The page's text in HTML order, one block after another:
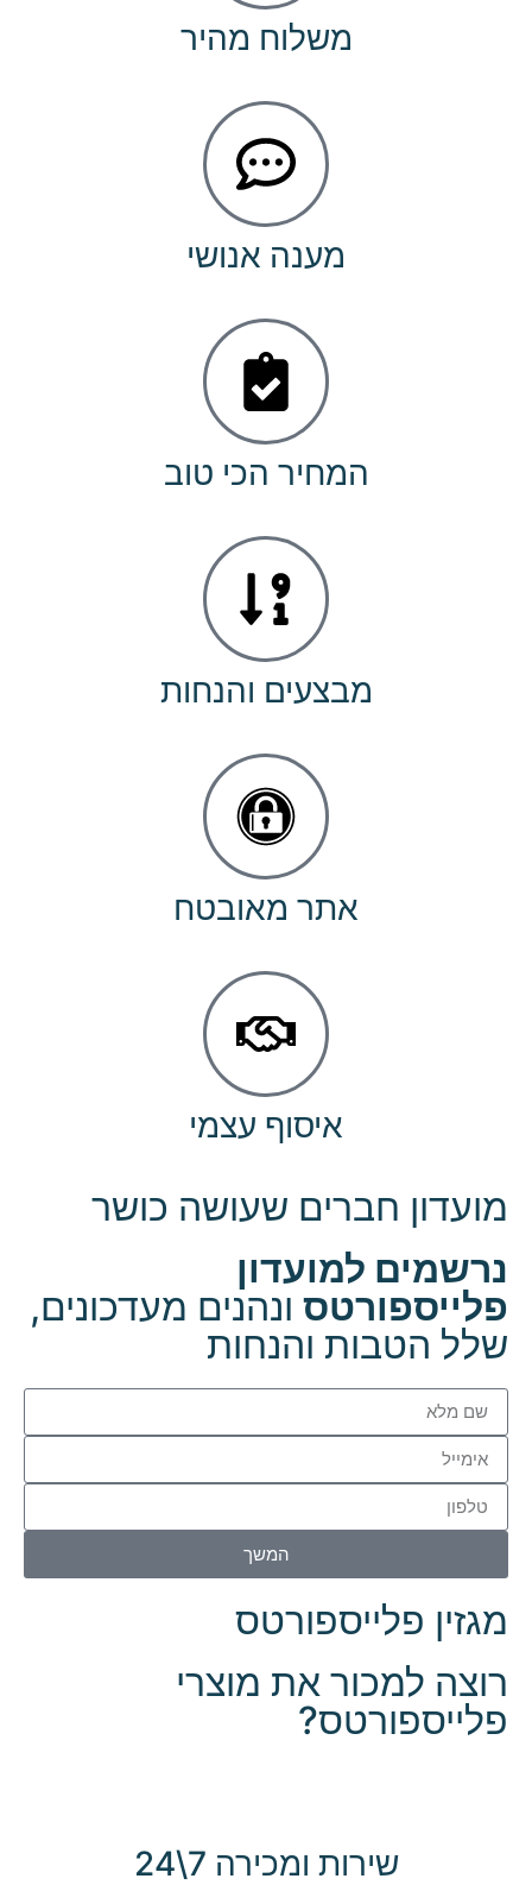
משלוח מהיר
מענה אנושי
המחיר הכי טוב
מבצעים והנחות
אתר מאובטח
איסוף עצמי
מועדון חברים שעושה כושר
נרשמים למועדון
פלייספורטס ונהנים מעדכונים,
שלל הטבות והנחות
המשך
רוצה למכור את מוצרי
פלייספורטס?
מגזין פלייספורטס
שירות ומכירה 7\24